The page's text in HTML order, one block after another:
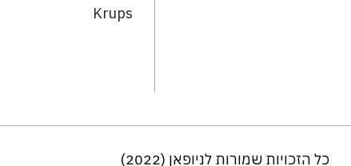
Krups
כל הזכויות שמורות לניופאן (2022)